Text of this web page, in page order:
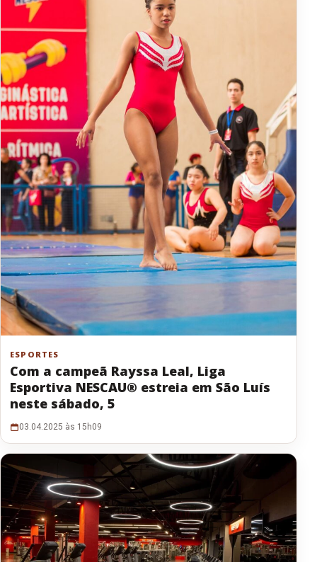
ESPORTES
Com a campeã Rayssa Leal, Liga
Esportiva NESCAU®️ estreia em São Luís
neste sábado, 5
03.04.2025 às 15h09